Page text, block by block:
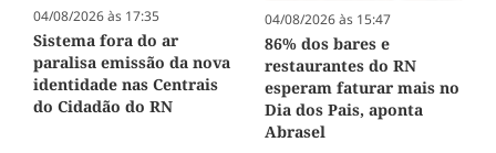
04/08/2026 às 17:35
Sistema fora do ar
paralisa emissão da nova
identidade nas Centrais
do Cidadão do RN
04/08/2026 às 15:47
86% dos bares e
restaurantes do RN
esperam faturar mais no
Dia dos Pais, aponta
Abrasel